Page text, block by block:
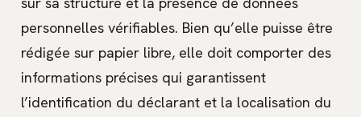
personnelles vérifiables. Bien qu’elle puisse être
rédigée sur papier libre, elle doit comporter des
informations précises qui garantissent
l’identification du déclarant et la localisation du